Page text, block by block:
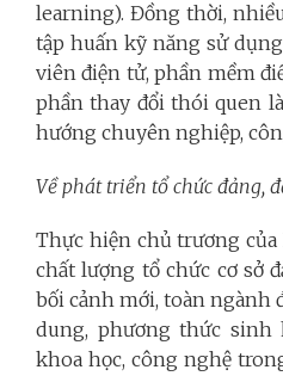
learning). Đồng thời,
tập huấn kỹ năng sử
viên điện tử, phần mềm
phần thay đổi thói quen
hướng chuyên nghiệp,
Về phát triển tổ chức đảng,
Thực hiện chủ trương
chất lượng tổ chức cơ sở
bối cảnh mới, toàn ngành
dung, phương thức sinh
khoa học, công nghệ